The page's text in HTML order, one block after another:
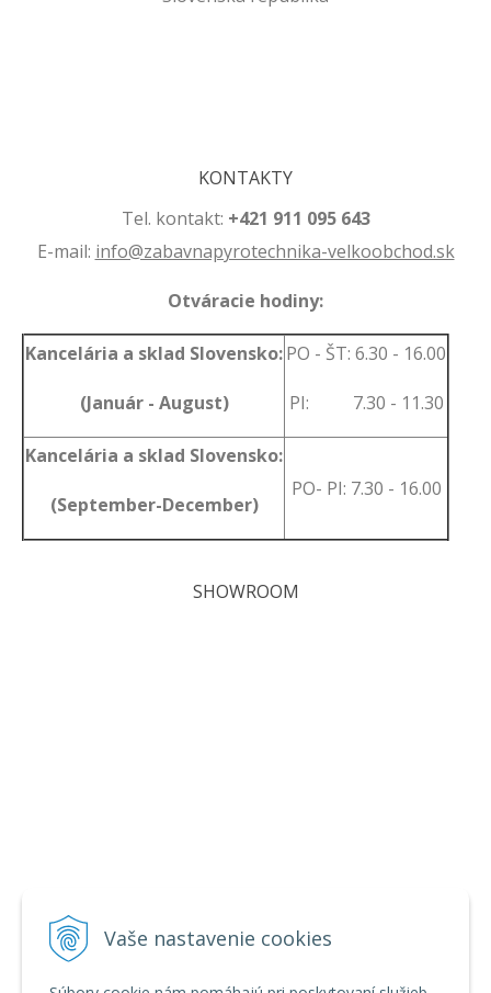
Vaše nastavenie cookies
KONTAKTY
Tel. kontakt: +421 911 095 643
E-mail: info@zabavnapyrotechnika-velkoobchod.sk
Otváracie hodiny:
Kancelária a sklad Slovensko:
(Január - August)
PO - ŠT: 6.30 - 16.00
PI: 7.30 - 11.30
Kancelária a sklad Slovensko:
(September-December)
PO- PI: 7.30 - 16.00
SHOWROOM